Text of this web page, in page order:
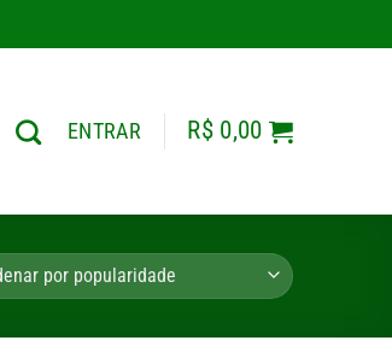
ENTRAR R$0,00